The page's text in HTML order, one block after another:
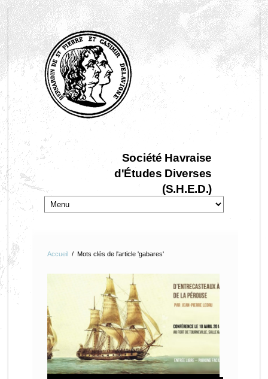
Société Havraise
d'Études Diverses
(S.H.E.D.)
Accueil / Mots clés de l'article 'gabares'